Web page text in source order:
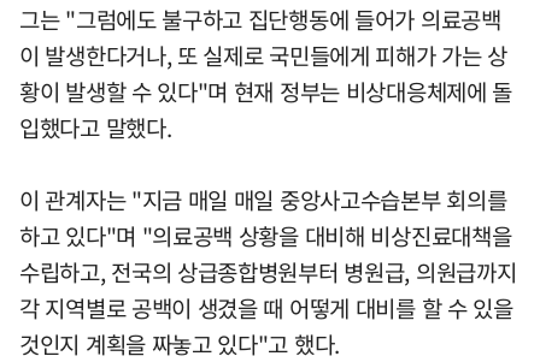
그는 "그럼에도 불구하고 집단행동에 들어가 의료공백
이 발생한다거나, 또 실제로 국민들에게 피해가 가는 상
황이 발생할 수 있다"며 현재 정부는 비상대응체제에 돌
입했다고 말했다.
이 관계자는 "지금 매일 매일 중앙사고수습본부 회의를
하고 있다"며 "의료공백 상황을 대비해 비상진료대책을
수립하고, 전국의 상급종합병원부터 병원급, 의원급까지
각 지역별로 공백이 생겼을 때 어떻게 대비를 할 수 있을
것인지 계획을 짜놓고 있다"고 했다.